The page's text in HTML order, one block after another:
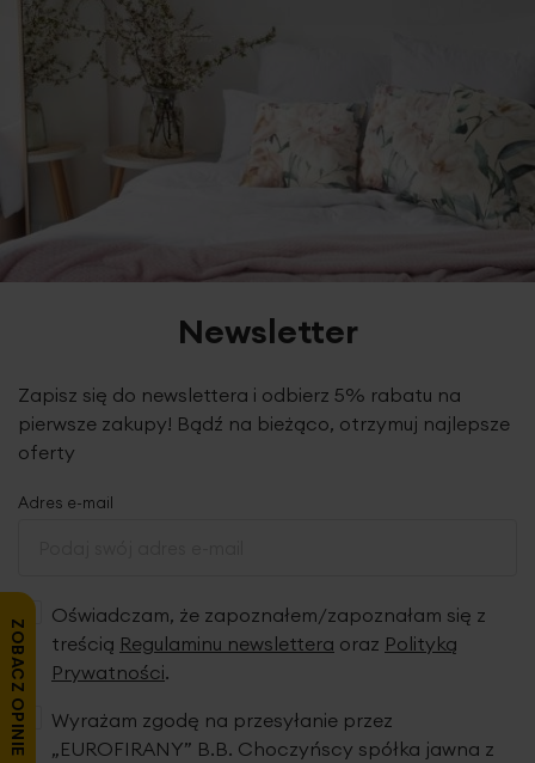
Gramatura: 200 g/m
Newsletter
Zapisz się do newslettera i odbierz 5% rabatu na
pierwsze zakupy! Bądź na bieżąco, otrzymuj najlepsze
oferty
Adres e-mail
Oświadczam, że zapoznałem/zapoznałam się z
treścią Regulaminu newslettera oraz Polityką
Prywatności.
Wyrażam zgodę na przesyłanie przez
„EUROFIRANY” B.B. Choczyńscy spółka jawna z
ZOBACZ OPINIE